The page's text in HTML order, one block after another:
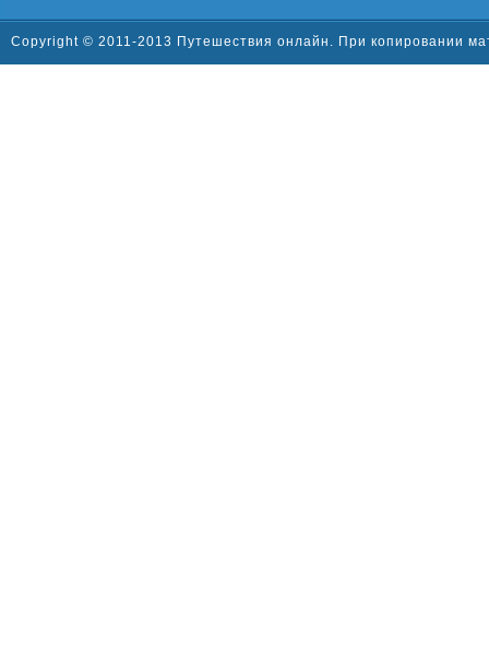
Copyright © 2011-2013 Путешествия онлайн. При копировании